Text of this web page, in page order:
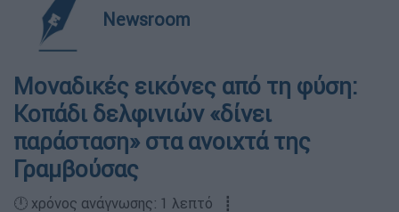
Newsroom
Μοναδικές εικόνες από τη φύση:
Κοπάδι δελφινιών «δίνει
παράσταση» στα ανοιχτά της
Γραμβούσας
🕛 χρόνος ανάγνωσης: 1 λεπτό ┋